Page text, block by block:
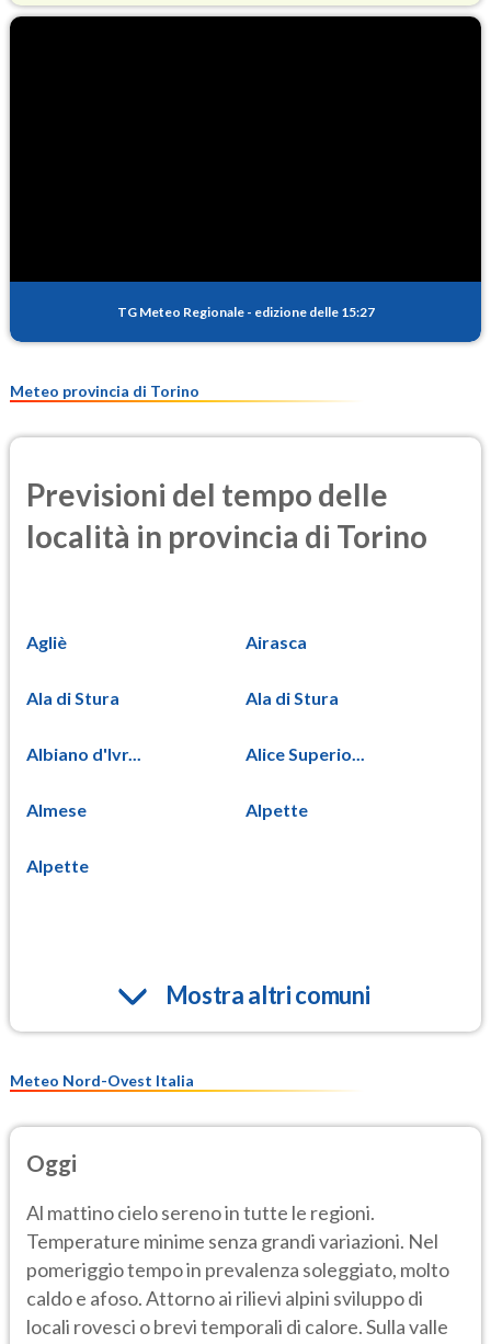
PM25
TG Meteo Regionale - edizione delle 15:27
Meteo provincia di Torino
Previsioni del tempo delle
località in provincia di Torino
Agliè Airasca
Ala di Stura Ala di Stura
Albiano d'Ivr... Alice Superio...
Almese Alpette
Alpette
Mostra altri comuni
Meteo Nord-Ovest Italia
Oggi
Al mattino cielo sereno in tutte le regioni.
Temperature minime senza grandi variazioni. Nel
pomeriggio tempo in prevalenza soleggiato, molto
caldo e afoso. Attorno ai rilievi alpini sviluppo di
locali rovesci o brevi temporali di calore. Sulla valle